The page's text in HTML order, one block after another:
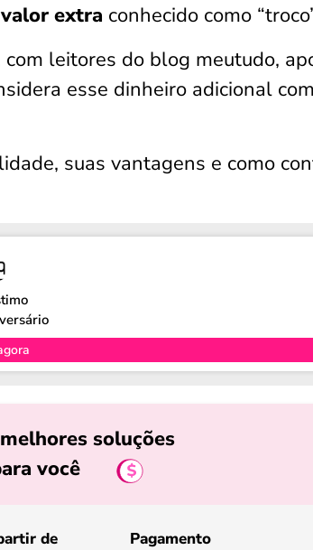
extra conhecido como
leitores do blog meutudo,
esse dinheiro adicional
suas vantagens e como
soluções
você
de Pagamento